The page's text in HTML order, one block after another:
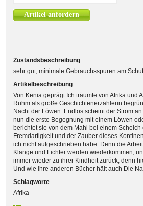
Artikel anfordern
Zustandsbeschreibung
sehr gut, minimale Gebrauchsspuren am
Artikelbeschreibung
Von Kenia geprägt Ich träumte von Afrika und
Ruhm als große Geschichtenerzählerin
Nacht der Löwen. Endlos scheint der Strom
nun die erste Begegnung mit einem Löwen
berichtet sie von dem Mahl bei einem
Fremdartigkeit und der Zauber dieses
ich nicht aufgeschrieben habe. Denn die
Klänge und Lichter werden wiederkommen,
immer wieder zu ihrer Kindheit zurück, denn
Und wie ihre anderen Bücher hält auch Die
Schlagworte
Afrika